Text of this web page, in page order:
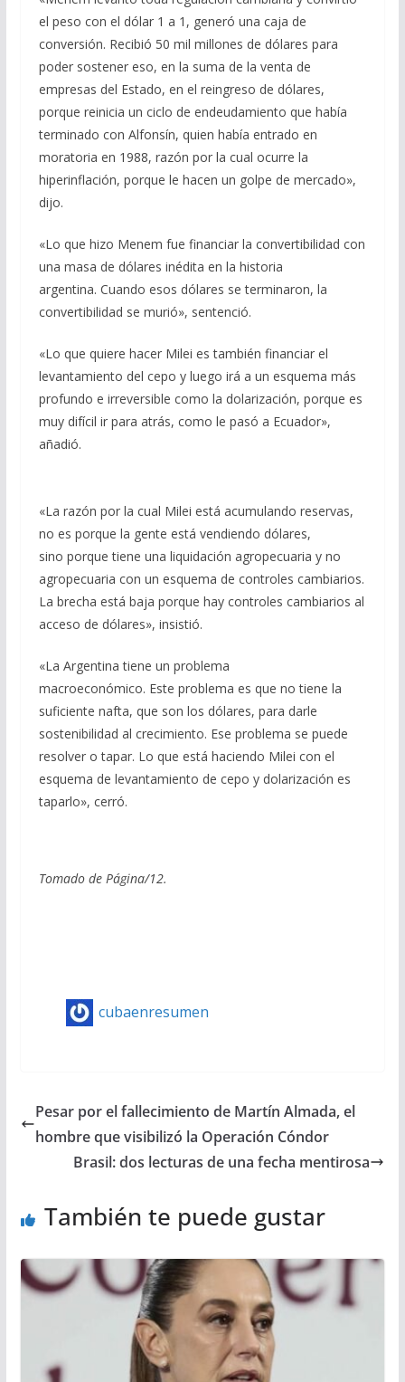
el peso con el dólar 1 a 1, generó una caja de
conversión. Recibió 50 mil millones de dólares para
poder sostener eso, en la suma de la venta de
empresas del Estado, en el reingreso de dólares,
porque reinicia un ciclo de endeudamiento que había
terminado con Alfonsín, quien había entrado en
moratoria en 1988, razón por la cual ocurre la
hiperinflación, porque le hacen un golpe de mercado»,
dijo.
«Lo que hizo Menem fue financiar la convertibilidad con
una masa de dólares inédita en la historia
argentina. Cuando esos dólares se terminaron, la
convertibilidad se murió», sentenció.
«Lo que quiere hacer Milei es también financiar el
levantamiento del cepo y luego irá a un esquema más
profundo e irreversible como la dolarización, porque es
muy difícil ir para atrás, como le pasó a Ecuador»,
añadió.
«La razón por la cual Milei está acumulando reservas,
no es porque la gente está vendiendo dólares,
sino porque tiene una liquidación agropecuaria y no
agropecuaria con un esquema de controles cambiarios.
La brecha está baja porque hay controles cambiarios al
acceso de dólares», insistió.
«La Argentina tiene un problema
macroeconómico. Este problema es que no tiene la
suficiente nafta, que son los dólares, para darle
sostenibilidad al crecimiento. Ese problema se puede
resolver o tapar. Lo que está haciendo Milei con el
esquema de levantamiento de cepo y dolarización es
taparlo», cerró.
Tomado de Página/12.
cubaenresumen
Pesar por el fallecimiento de Martín Almada, el
hombre que visibilizó la Operación Cóndor
Brasil: dos lecturas de una fecha mentirosa
También te puede gustar